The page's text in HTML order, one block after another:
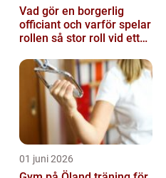
Vad gör en borgerlig
officiant och varför spelar
rollen så stor roll vid ett
01 juni 2026